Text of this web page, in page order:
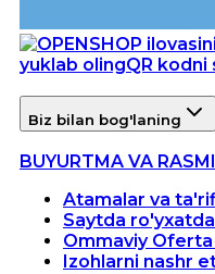
yuklab olingQR kodni
Biz bilan bog'laning
BUYURTMA VA
Atamalar va
Saytda
Ommaviy
Izohlarni nashr